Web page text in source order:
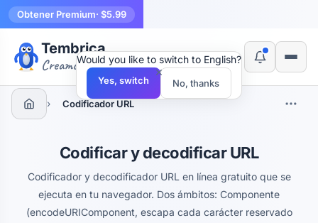
Obtener Premium· $5.99
Tembrica
Creamos herramientas
› Codificador URL
Codificar y decodificar URL
Codificador y decodificador URL en línea gratuito que se
ejecuta en tu navegador. Dos ámbitos: Componente
(encodeURIComponent, escapa cada carácter reservado
×
Would you like to switch to English?
Yes, switch No, thanks